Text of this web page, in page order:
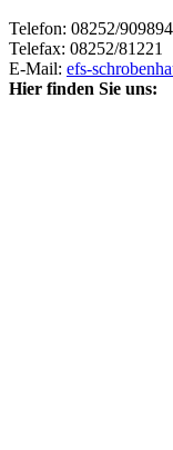
Telefon: 08252/
Telefax: 08252/81221
E-Mail: efs-
Hier finden Sie uns: